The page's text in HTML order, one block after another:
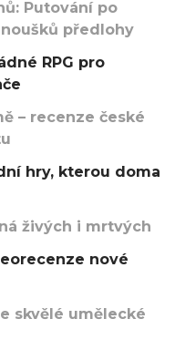
Putování po
předlohy
RPG pro
– recenze české
hry, kterou doma
živých i mrtvých
nové
skvělé umělecké